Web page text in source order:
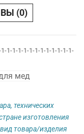
(0)
1-1-1-1-1-1-1-1-1-1-1-1-
мед
технических
изготовления
товара/изделия